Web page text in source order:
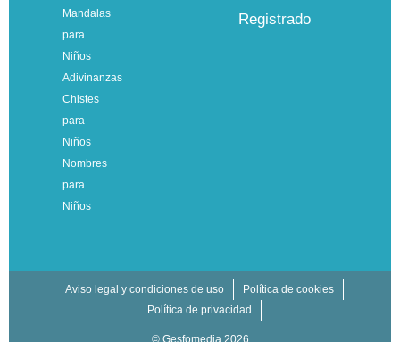
Mandalas
para
Niños
Adivinanzas
Chistes
para
Niños
Nombres
para
Niños
Aviso legal y condiciones de uso
Política de cookies
Política de privacidad
© Gesfomedia 2026